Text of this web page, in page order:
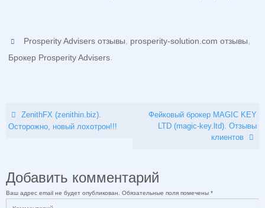
Prosperity Advisers отзывы, prosperity-solution.com отзывы,
Брокер Prosperity Advisers.
ZenithFX (zenithin.biz).
Осторожно, новый лохотрон!!!
Фейковый брокер MAGIC KEY
LTD (magic-key.ltd). Отзывы
клиентов
Добавить комментарий
Ваш адрес email не будет опубликован. Обязательные поля помечены *